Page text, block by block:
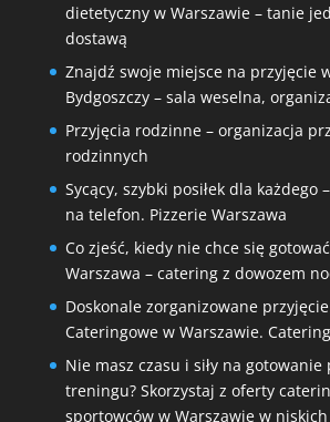
dietetyczny w Warszawie – tanie
dostawą
Znajdź swoje miejsce na przyjęcie
Bydgoszczy – sala weselna,
Przyjęcia rodzinne – organizacja
rodzinnych
Sycący, szybki posiłek dla każdego
na telefon. Pizzerie Warszawa
Co zjeść, kiedy nie chce się
Warszawa – catering z dowozem
Doskonale zorganizowane przyjęcie
Cateringowe w Warszawie.
Nie masz czasu i siły na gotowanie
treningu? Skorzystaj z oferty
sportowców w Warszawie w